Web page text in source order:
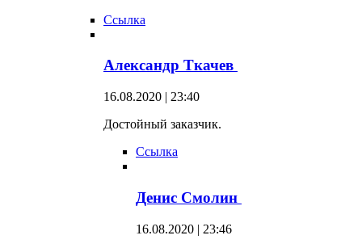
Ссылка
Александр Ткачев
16.08.2020 | 23:40
Достойный заказчик.
Ссылка
Денис Смолин
16.08.2020 | 23:46